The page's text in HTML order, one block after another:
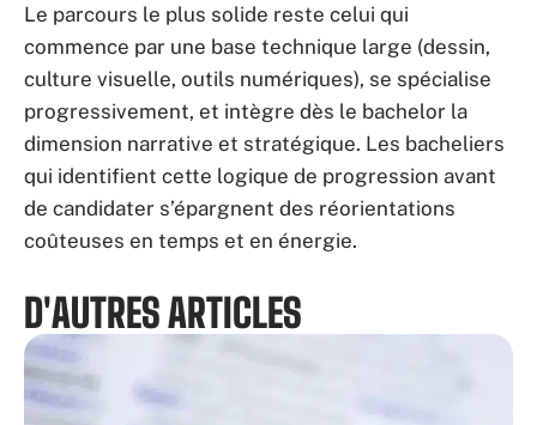
Le parcours le plus solide reste celui qui
commence par une base technique large (dessin,
culture visuelle, outils numériques), se spécialise
progressivement, et intègre dès le bachelor la
dimension narrative et stratégique. Les bacheliers
qui identifient cette logique de progression avant
de candidater s’épargnent des réorientations
coûteuses en temps et en énergie.
D'AUTRES ARTICLES